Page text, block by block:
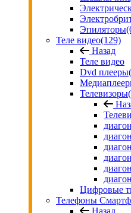
Эпиляторы
Теле видео(129)
Назад
Теле видео
Dvd плееры
Телевизоры
Цифровые
Телефоны
Назад